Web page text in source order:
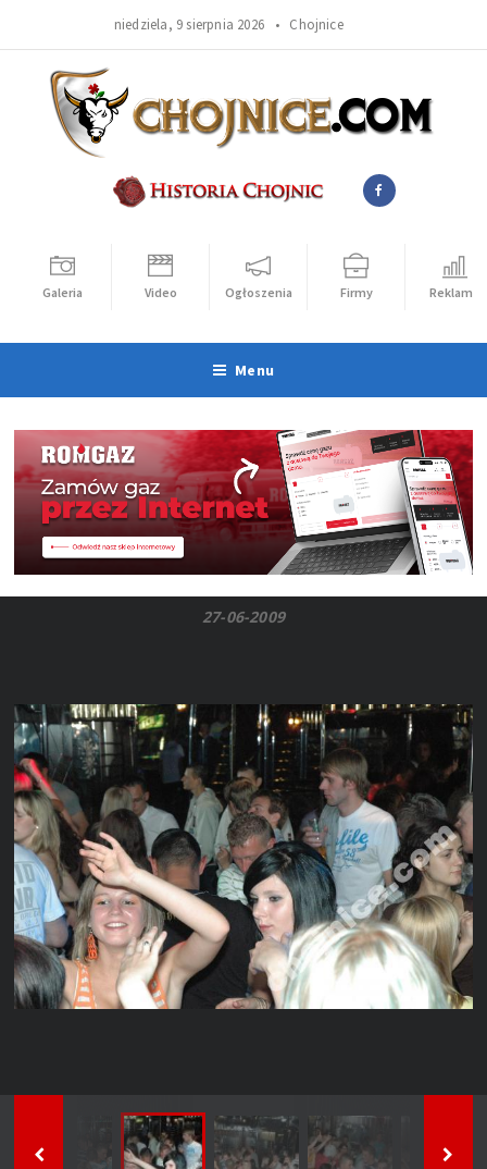
niedziela, 9 sierpnia 2026 • Chojnice
Galeria Video Ogłoszenia Firmy Reklama
Menu
27-06-2009